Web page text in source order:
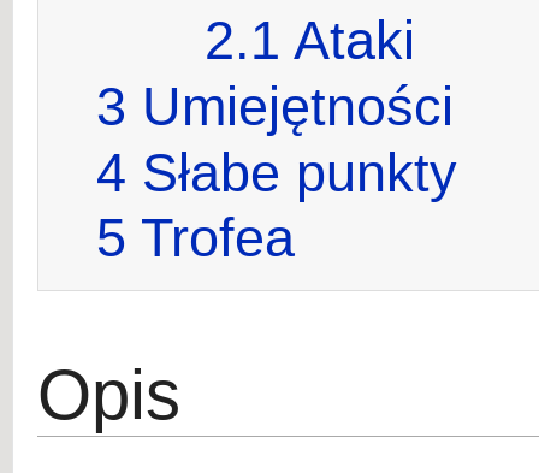
2.1 Ataki
3 Umiejętności
4 Słabe punkty
5 Trofea
Opis